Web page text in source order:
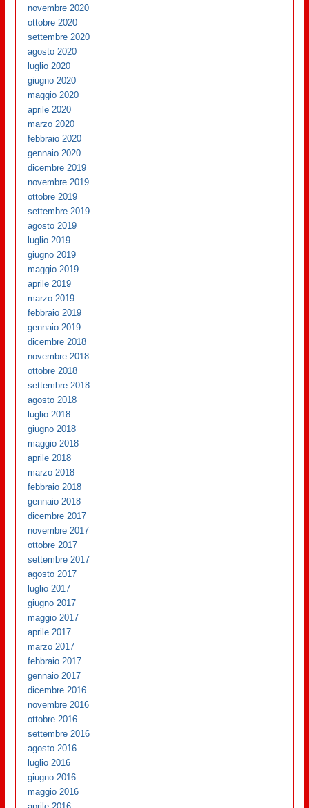
novembre 2020
ottobre 2020
settembre 2020
agosto 2020
luglio 2020
giugno 2020
maggio 2020
aprile 2020
marzo 2020
febbraio 2020
gennaio 2020
dicembre 2019
novembre 2019
ottobre 2019
settembre 2019
agosto 2019
luglio 2019
giugno 2019
maggio 2019
aprile 2019
marzo 2019
febbraio 2019
gennaio 2019
dicembre 2018
novembre 2018
ottobre 2018
settembre 2018
agosto 2018
luglio 2018
giugno 2018
maggio 2018
aprile 2018
marzo 2018
febbraio 2018
gennaio 2018
dicembre 2017
novembre 2017
ottobre 2017
settembre 2017
agosto 2017
luglio 2017
giugno 2017
maggio 2017
aprile 2017
marzo 2017
febbraio 2017
gennaio 2017
dicembre 2016
novembre 2016
ottobre 2016
settembre 2016
agosto 2016
luglio 2016
giugno 2016
maggio 2016